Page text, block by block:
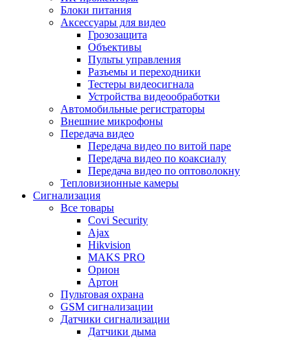
Блоки питания
Аксессуары для видео
Грозозащита
Объективы
Пульты управления
Разъемы и переходники
Тестеры видеосигнала
Устройства видеообработки
Автомобильные регистраторы
Внешние микрофоны
Передача видео
Передача видео по витой паре
Передача видео по коаксиалу
Передача видео по оптоволокну
Тепловизионные камеры
Сигнализация
Все товары
Covi Security
Ajax
Hikvision
MAKS PRO
Орион
Артон
Пультовая охрана
GSM сигнализации
Датчики сигнализации
Датчики дыма